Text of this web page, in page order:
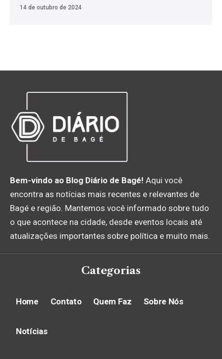
14 de outubro de 2024
Bem-vindo ao Blog Diário de Bagé! Aqui você
encontra as notícias mais recentes e relevantes de
Bagé e região. Mantemos você informado sobre tudo
o que acontece na cidade, desde eventos locais até
atualizações importantes sobre política e muito mais.
Categorias
Home Contato Quem Faz Sobre Nós
Notícias